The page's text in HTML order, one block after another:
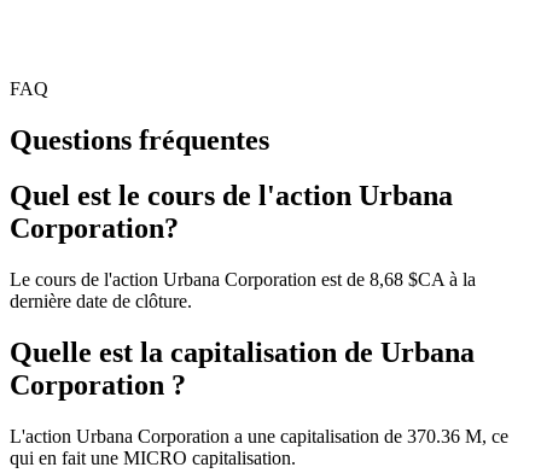
FAQ
Questions fréquentes
Quel est le cours de l'action Urbana
Corporation?
Le cours de l'action Urbana Corporation est de 8,68 $CA à la
dernière date de clôture.
Quelle est la capitalisation de Urbana
Corporation ?
L'action Urbana Corporation a une capitalisation de 370.36 M, ce
qui en fait une MICRO capitalisation.